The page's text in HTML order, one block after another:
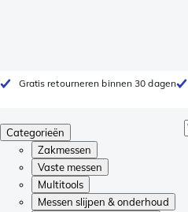
Gratis retourneren binnen 30 dagen
Categorieën
Zakmessen
Vaste messen
Multitools
Messen slijpen & onderhoud